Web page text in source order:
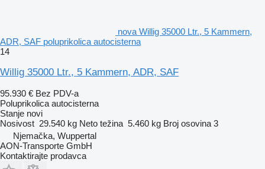
nova Willig 35000 Ltr., 5 Kammern,
ADR, SAF poluprikolica autocisterna
14
Willig 35000 Ltr., 5 Kammern, ADR, SAF
95.930 € Bez PDV-a
Poluprikolica autocisterna
Stanje novi
Nosivost 29.540 kg Neto težina 5.460 kg Broj osovina 3
Njemačka, Wuppertal
AON-Transporte GmbH
Kontaktirajte prodavca